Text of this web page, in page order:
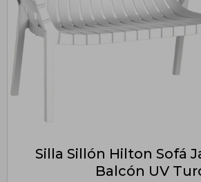
Silla Sillón Hilton Sofá
Balcón UV